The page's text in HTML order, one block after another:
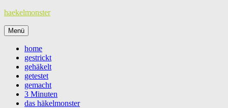
Zum
springen
haekelmonster
Menü
home
gestrickt
gehäkelt
getestet
gemacht
3 Minuten
das häkelmonster